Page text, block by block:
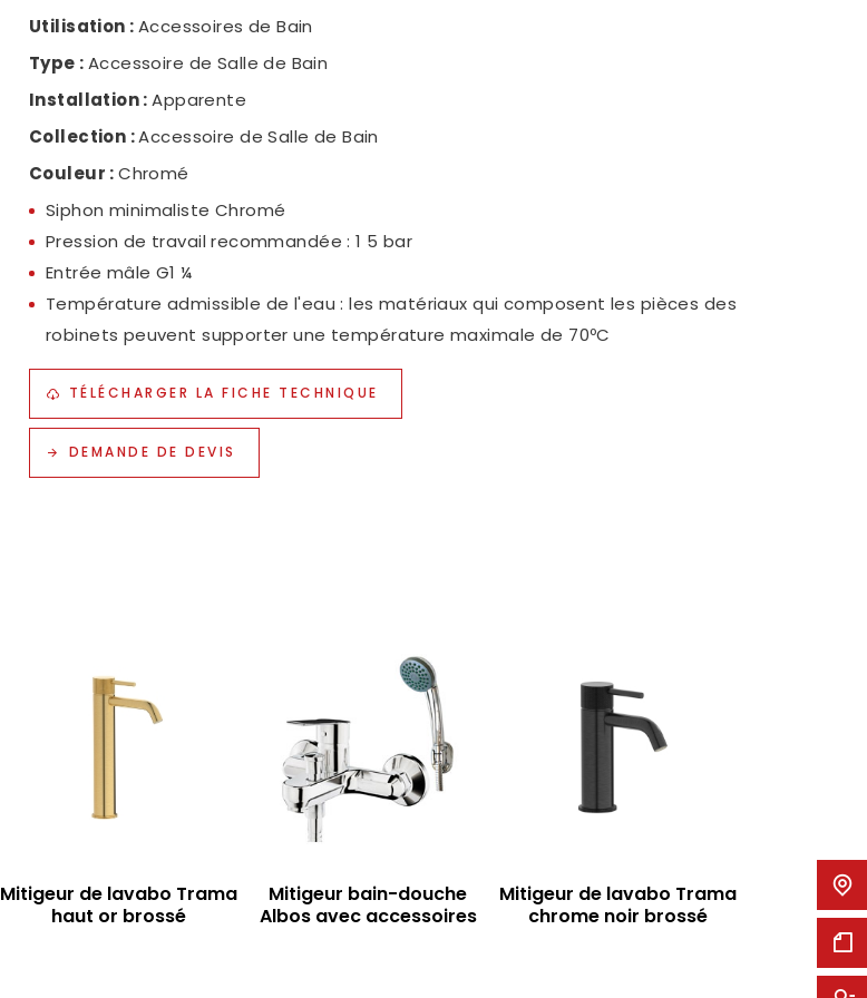
POLITIQUE QUALITÉ
Utilisation :Accessoires de Bain
Type :Accessoire de Salle de Bain
Installation :Apparente
Collection :Accessoire de Salle de Bain
Couleur :Chromé
Siphon minimaliste Chromé
Pression de travail recommandée : 1 5 bar
Entrée mâle G1 ¼
Température admissible de l'eau : les matériaux qui composent les pièces des
robinets peuvent supporter une température maximale de 70ºC
TÉLÉCHARGER LA FICHE TECHNIQUE
DEMANDE DE DEVIS
Mitigeur de lavabo Trama
haut or brossé
Mitigeur bain-douche
Albos avec accessoires
Mitigeur de lavabo Trama
chrome noir brossé